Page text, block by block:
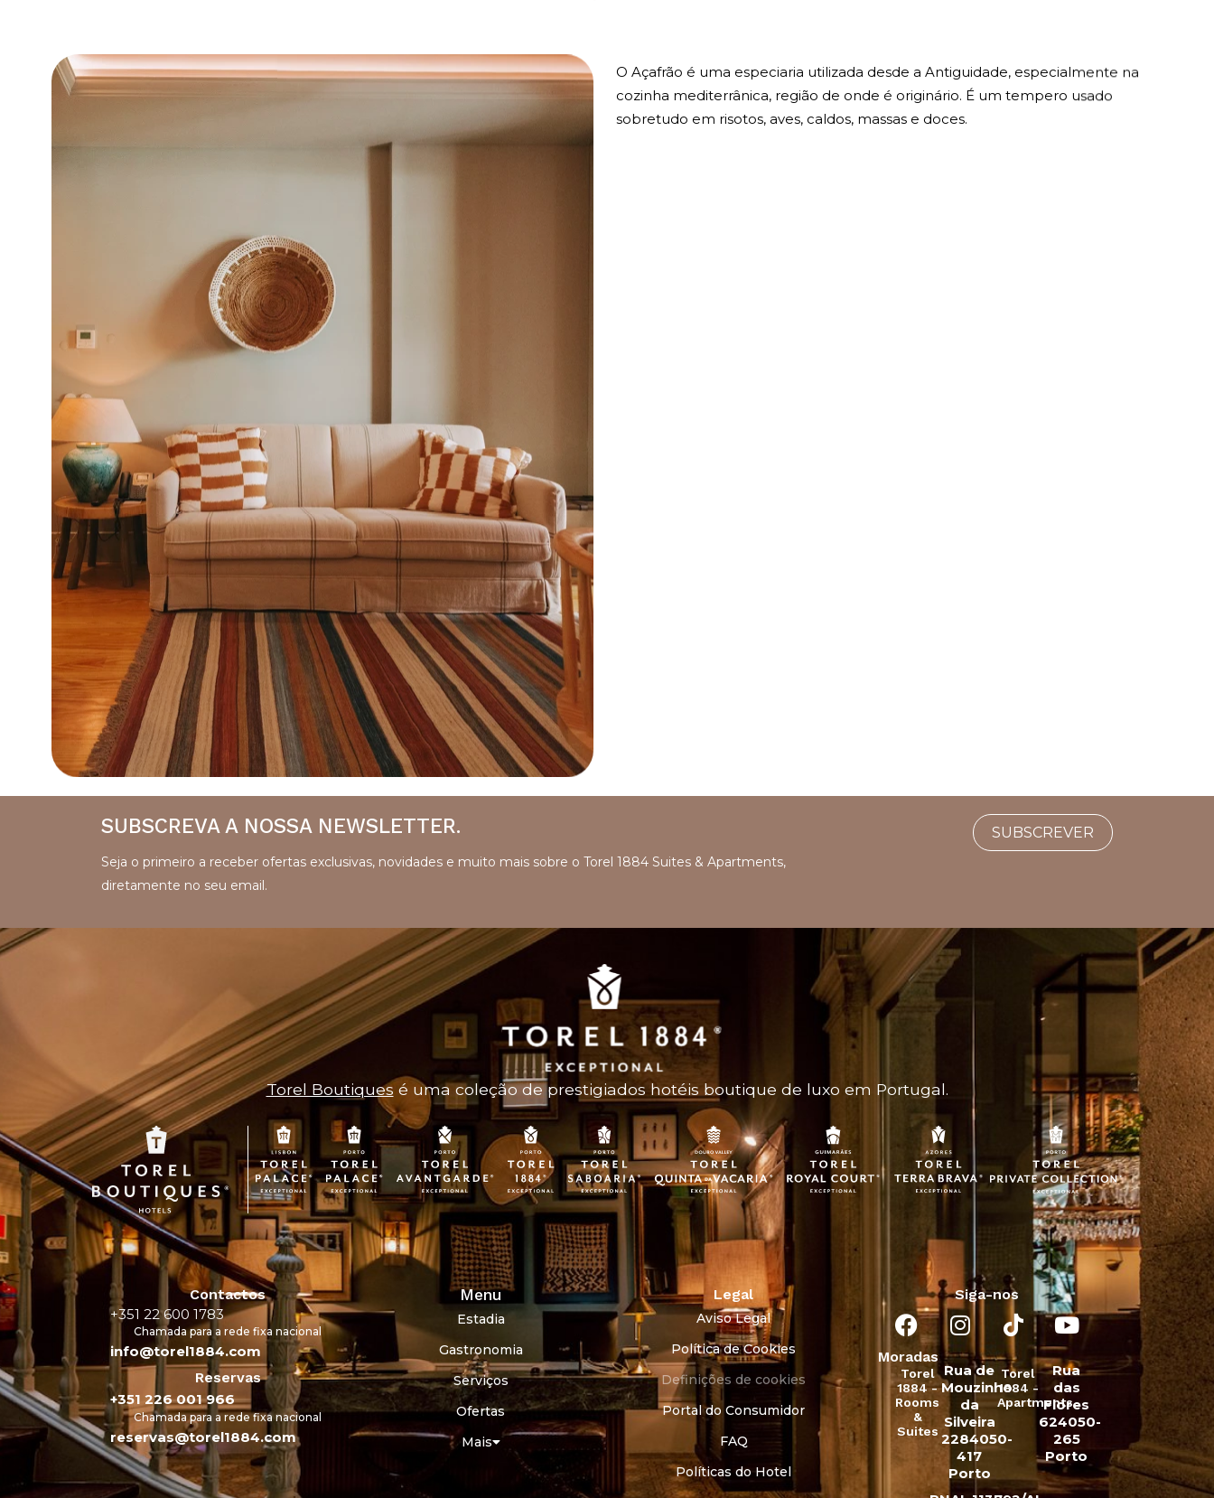
O Açafrão é uma especiaria utilizada desde a Antiguidade, especialmente na
cozinha mediterrânica, região de onde é originário. É um tempero usado
sobretudo em risotos, aves, caldos, massas e doces.
SUBSCREVA A NOSSA NEWSLETTER.
Seja o primeiro a receber ofertas exclusivas, novidades e muito mais sobre o Torel 1884 Suites & Apartments,
diretamente no seu email.
SUBSCREVER
Torel Boutiques é uma coleção de prestigiados hotéis boutique de luxo em Portugal.
Contactos
+351 22 600 1783
Chamada para a rede fixa nacional
info@torel1884.com
Reservas
+351 226 001 966
Chamada para a rede fixa nacional
reservas@torel1884.com
Menu
Estadia
Gastronomia
Serviços
Ofertas
Mais
Legal
Aviso Legal
Política de Cookies
Definições de cookies
Portal do Consumidor
FAQ
Políticas do Hotel
Siga-nos
Moradas
Torel
1884 -
Rooms
&
Suites
Rua de
Mouzinho
da
Silveira
2284050-
417
Porto
Torel
1884 -
Apartments
Rua
das
Flores
624050-
265
Porto